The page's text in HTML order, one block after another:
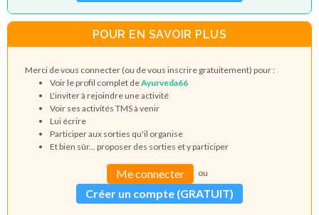
POUR EN SAVOIR PLUS
Merci de vous connecter (ou de vous inscrire gratuitement) pour :
Voir le profil complet deAyurveda66
L'inviter à rejoindre une activité
Voir ses activités TMS à venir
Lui écrire
Participer aux sorties qu'il organise
Et bien sûr... proposer des sorties et y participer
Me connecter ou
Créer un compte (GRATUIT)